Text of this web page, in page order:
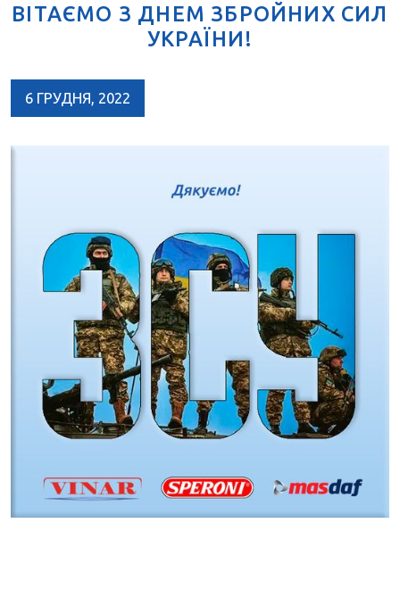
ВІТАЄМО З ДНЕМ ЗБРОЙНИХ СИЛ
УКРАЇНИ!
6 ГРУДНЯ, 2022